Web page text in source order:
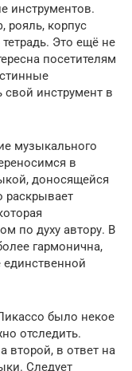
инструментов.
рояль, корпус
Это ещё не
посетителям
инструмент в
музыкального
в
доносящейся
раскрывает
по духу автору. В
гармонична,
единственной
было некое
отследить.
второй, в ответ на
Следует